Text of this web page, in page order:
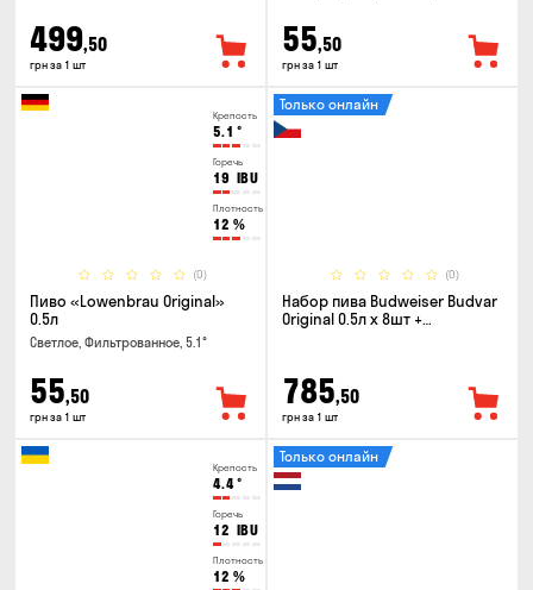
499,50
грн за 1 шт
55,50
грн за 1 шт
Крепость
5.1 °
Горечь
19 IBU
Плотность
12 %
(0)
Пиво «Lowenbrau Original»
0.5л
Светлое, Фильтрованное, 5.1°
55,50
грн за 1 шт
(0)
Только онлайн
Набор пива Budweiser Budvar
Original 0.5л x 8шт +
785,50
грн за 1 шт
Крепость
4.4°
Горечь
12 IBU
Плотность
12 %
Только онлайн